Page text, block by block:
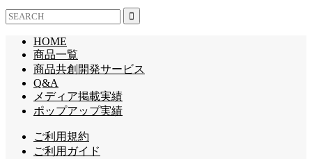
HOME
商品一覧
商品共創開発サービス
Q&A
メディア掲載実績
ポップアップ実績
ご利用規約
ご利用ガイド